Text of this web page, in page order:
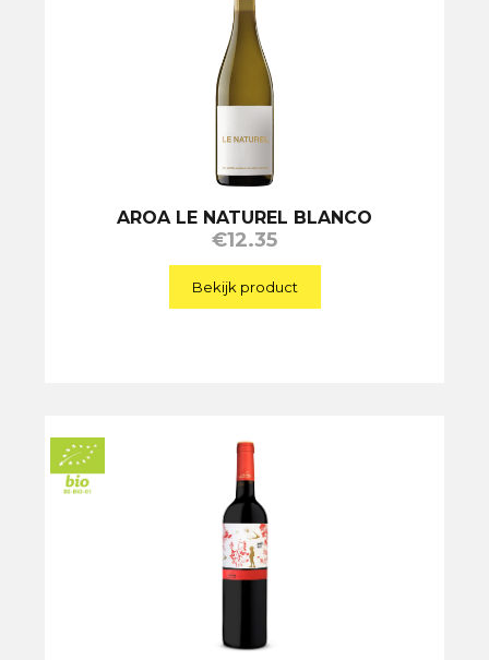
AROA LE NATUREL BLANCO
€12.35
Bekijk product